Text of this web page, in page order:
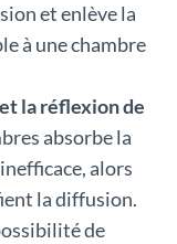
et enlève la
à une chambre
la réflexion de
absorbe la
alors
la diffusion.
de